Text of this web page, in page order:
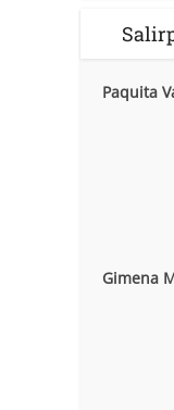
Paquita
Gimena